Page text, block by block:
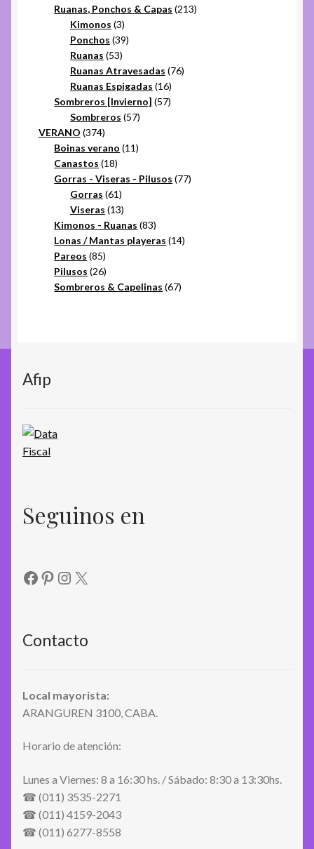
productos
Ruanas, Ponchos & Capas 213213
Kimonos 33
productos
Ponchos 3939
Ruanas 5353
productos
Ruanas Atravesadas 7676
Ruanas Espigadas 1616
productos
Sombreros [Invierno] 5757
Sombreros 5757
VERANO 374374
productos
Boinas verano 1111
Canastos 1818
productos
Gorras - Viseras - Pilusos 7777
Gorras 6161
productos
Viseras 1313
productos
Kimonos - Ruanas 8383
productos
Lonas / Mantas playeras 1414
Pareos 8585
productos
Pilusos 2626
productos
Sombreros & Capelinas 6767
Afip
Seguinos en
Facebook
Pinterest
Instagram
X
Contacto
Local mayorista:
ARANGUREN 3100, CABA.
Horario de atención:
Lunes a Viernes: 8 a 16:30 hs. / Sábado: 8:30 a 13:30hs.
☎ (011) 3535-2271
☎ (011) 4159-2043
☎ (011) 6277-8558